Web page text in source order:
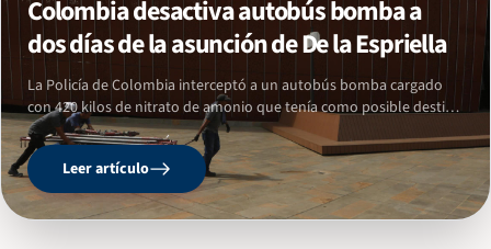
Colombia desactiva autobús bomba a
dos días de la asunción de De la Espriella
La Policía de Colombia interceptó a un autobús bomba cargado
con 420 kilos de nitrato de amonio que tenía como posible destino
la ciudad de Cali (Valle del Cauca), donde se llevará a cabo la
ceremonia de juramentación del presidente electo, Abelardo de la
Espriella, el próximo 7 de…
Leer artículo